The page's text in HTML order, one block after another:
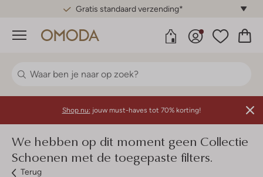
Gratis standaard verzending*
Menu
Shop nu: jouw must-haves tot 70% korting!
We hebben op dit moment geen Collectie
Schoenen met de toegepaste filters.
Terug